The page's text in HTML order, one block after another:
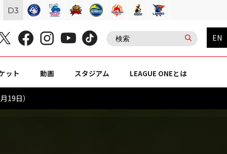
EN
ット 動画 スタジアム LEAGUE ONEとは
19日）
D3